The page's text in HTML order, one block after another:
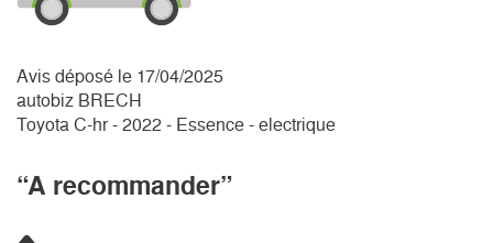
Avis déposé le 17/04/2025
autobiz BRECH
Toyota C-hr - 2022 - Essence - electrique
“A recommander”